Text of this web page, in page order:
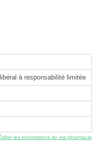
à responsabilité limitée
les informations de ma pharmacie